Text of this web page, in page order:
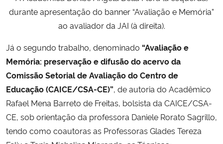
durante apresentação do banner “Avaliação e Memória”
ao avaliador da JAI (à direita).
Já o segundo trabalho, denominado “Avaliação e
Memória: preservação e difusão do acervo da
Comissão Setorial de Avaliação do Centro de
Educação (CAICE/CSA-CE)”, de autoria do Acadêmico
Rafael Mena Barreto de Freitas, bolsista da CAICE/CSA-
CE, sob orientação da professora Daniele Rorato Sagrillo,
tendo como coautoras as Professoras Glades Tereza